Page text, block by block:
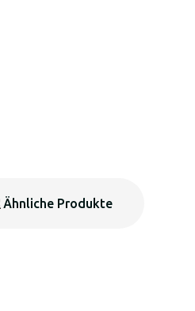
Ähnliche Produkte